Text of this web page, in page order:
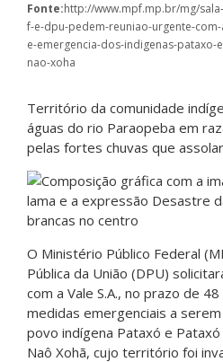
Fonte:http://www.mpf.mp.br/mg/
f-e-dpu-pedem-reuniao-urgente-
e-emergencia-dos-indigenas-pataxo-
nao-xoha
Território da comunidade
águas do rio Paraopeba em
pelas fortes chuvas que
O Ministério Público Federal
Pública da União (DPU)
com a Vale S.A., no prazo de
medidas emergenciais a
povo indígena Pataxó e
Naô Xohã, cujo território foi